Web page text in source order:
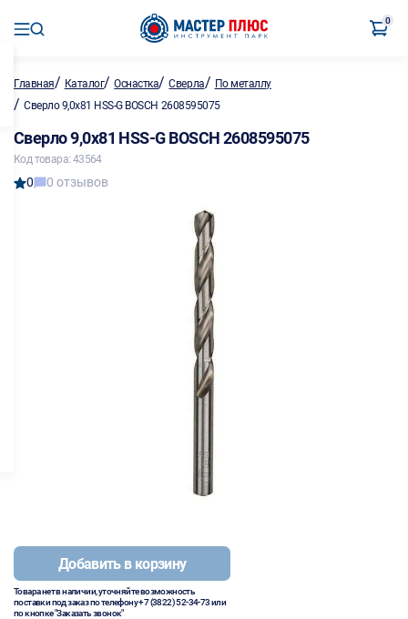
0
Главная/ Каталог/Оснастка/Сверла/ По металлу
/ Сверло 9,0х81 HSS-G BOSCH 2608595075
Сверло 9,0х81 HSS-G BOSCH 2608595075
Код товара: 43564
0 0 отзывов
Добавить в корзину
Товара нет в наличии, уточняйте возможность
поставки под заказ по телефону+7 (3822) 52-34-73или
по кнопке "Заказать звонок"